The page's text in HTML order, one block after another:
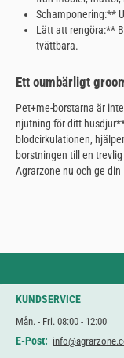
Schamponering:**
Lätt att rengöra:**
tvättbara.
Ett oumbärligt
Pet+me-borstarna är
njutning för ditt
blodcirkulationen,
borstningen till en
Agrarzone nu och ge
KUNDSERVICE
Mån. - Fri. 08:00 - 12:00
E-Post: